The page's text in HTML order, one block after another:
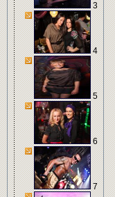
3
4
5
6
7